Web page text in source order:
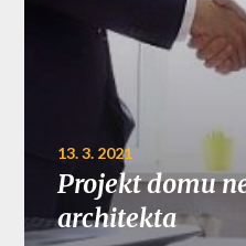
13. 3. 2021
Projekt domu
architekta